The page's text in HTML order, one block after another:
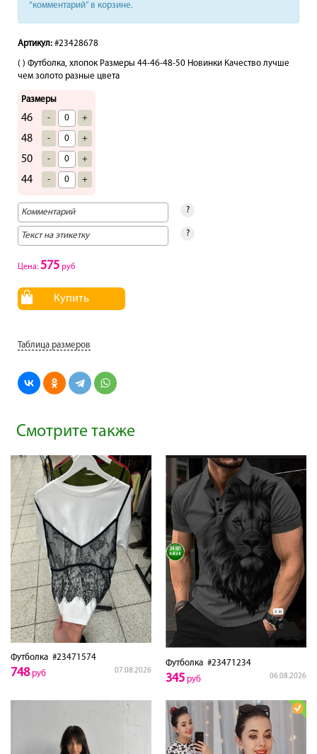
“комментарий” в корзине.
Артикул: #23428678
( ) Футболка, хлопок Размеры 44-46-48-50 Новинки Качество лучше
чем золото разные цвета
Размеры
46 - +
48 - +
50 - +
44 - +
?
?
Цена: 575 руб
Купить
Таблица размеров
Смотрите также
Футболка #23471574
07.08.2026
748руб
Футболка #23471234
06.08.2026
345 руб